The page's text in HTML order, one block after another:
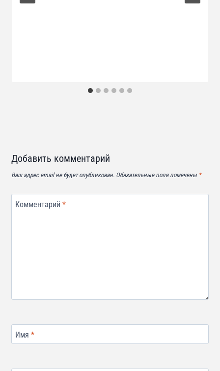
Добавить комментарий
Ваш адрес email не будет опубликован. Обязательные поля помечены *
Комментарий *
Имя *